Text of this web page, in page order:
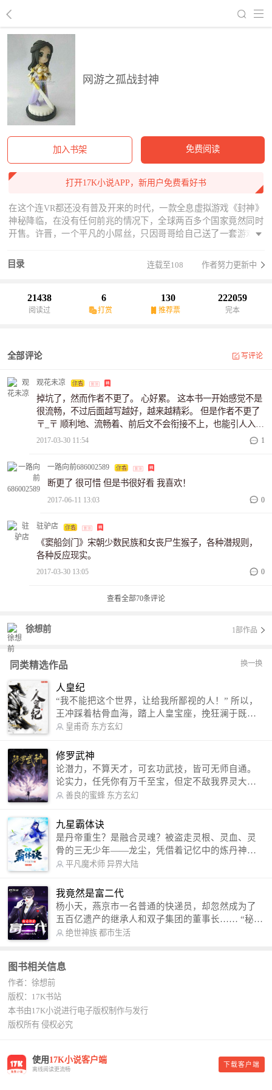
网游之孤战封神
加入书架 免费阅读
打开17K小说APP，新用户免费看好书
在这个连VR都还没有普及开来的时代，一款全息虚拟游戏《封神》
神秘降临，在没有任何前兆的情况下，全球两百多个国家竟然同时
开售。许晋，一个平凡的小屌丝，只因哥哥给自己送了一套游戏装
的一个任务，开始踏上一段奇妙的冒险。
目录 连载至108 作者努力更新中
21438
阅读过
6
打赏
130
推荐票
222059
完本
全部评论 写评论
观花未凉
掉坑了，然而作者不更了。 心好累。 这本书一开始感觉不是
很流畅，不过后面越写越好，越来越精彩。 但是作者不更了
〒_〒 顺利地、流畅着、前后文不会衔接不上，也能引人入
胜，这不就是成功了吗？
2017-03-30 11:54 1
一路向前686002589
断更了 很可惜 但是书很好看 我喜欢！
2017-06-11 13:03 0
驻驴店
《窦船剑门》宋朝少数民族和女丧尸生猴子，各种潜规则，
各种反应现实。
2017-03-30 13:05 0
查看全部70条评论
徐想前 1部作品
同类精选作品 换一换
人皇纪
“我不能把这个世界，让给我所鄙视的人！” 所以，
王冲踩着枯骨血海，踏上人皇宝座，挽狂澜于既
倒，扶大厦之将倾，成就了一段无上的传说！ 微信
微博：皇甫奇（地址：http://weibo.com/u/25284575
87） QQ交流群：320238210【普通群】 574501330
【VIP订阅群】 欢迎大家关注。
皇甫奇 东方玄幻
修罗武神
论潜力，不算天才，可玄功武技，皆可无师自通。
论实力，任凭你有万千至宝，但定不敌我界灵大
军。 我是谁？天下众生视我为修罗，却不知，我以
信公众号：善良的蜜蜂后援会）
善良的蜜蜂 东方玄幻
九星霸体诀
是丹帝重生？是融合灵魂？被盗走灵根、灵血、灵
骨的三无少年——龙尘，凭借着记忆中的炼丹神
术，修行神秘功法九星霸体诀，拨开重重迷雾，解
勾搭各色美女，镇压恶鬼邪神。 江湖传闻：龙
尘一到，地吼天啸。龙尘一出，鬼泣神哭。 本
故事纯属虚构，如有雷同，那就是真事儿，想要对
号入座，抓紧时间进群：487963015 微信公众号：
平凡魔术师,或者搜索：pingfanmoshushi1982,公众
平凡魔术师 异界大陆
我竟然是富二代
杨小天，燕京市一名普通的快递员，却忽然成为了
五百亿遗产的继承人和双子集团的董事长…… “秘
书，给我定制一套百亿富翁的吃喝住行标准！” “好
呢？” “回杨总，开车太堵，已经给你安排了直升
敢想的，没有秘书办不到的。
绝世神族 都市生活
图书相关信息
作者：徐想前
版权：17K书站
本书由17K小说进行电子版权制作与发行
版权所有 侵权必究
使用 17K小说客户端
离线阅读更流畅
下载客户端